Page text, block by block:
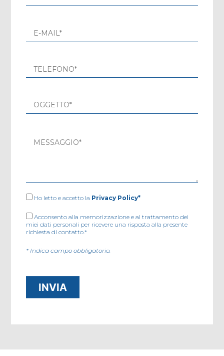
Ho letto e accetto la Privacy Policy*
Acconsento alla memorizzazione e al trattamento dei
miei dati personali per ricevere una risposta alla presente
richiesta di contatto.*
* Indica campo obbligatorio.